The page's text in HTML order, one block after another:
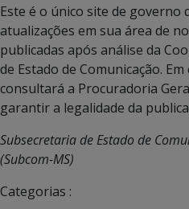
Este é o único site de governo
atualizações em sua área de
publicadas após análise da
de Estado de Comunicação.
consultará a Procuradoria
garantir a legalidade da
Subsecretaria de Estado de
(Subcom-MS)
Categorias :